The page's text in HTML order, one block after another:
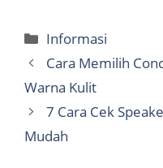
Categories
Informasi
Cara Memilih
Warna Kulit
7 Cara Cek
Mudah